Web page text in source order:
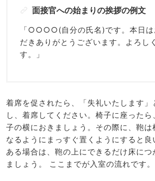
面接官への始まりの挨拶の例文
「○○○○(自分の氏名)です。本日は
だきありがとうございます。よろし
す。」
着席を促されたら、「失礼いたします
し、着席してください。椅子に座った
子の横におきましょう。その際に、鞄は
なるようにまっすぐ置くようにすると
ある場合は、鞄の上にできるだけ床につ
ましょう。 ここまでが入室の流れです。